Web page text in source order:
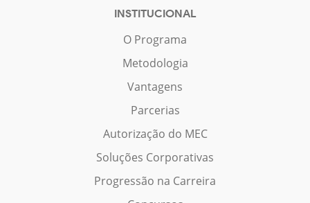
INSTITUCIONAL
O Programa
Metodologia
Vantagens
Parcerias
Autorização do MEC
Soluções Corporativas
Progressão na Carreira